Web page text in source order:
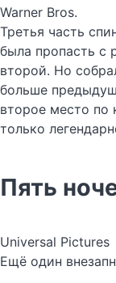
Warner Bros.
Третья часть
была пропасть с
второй. Но
больше
второе место по
только
Пять
Universal Pictures
Ещё один